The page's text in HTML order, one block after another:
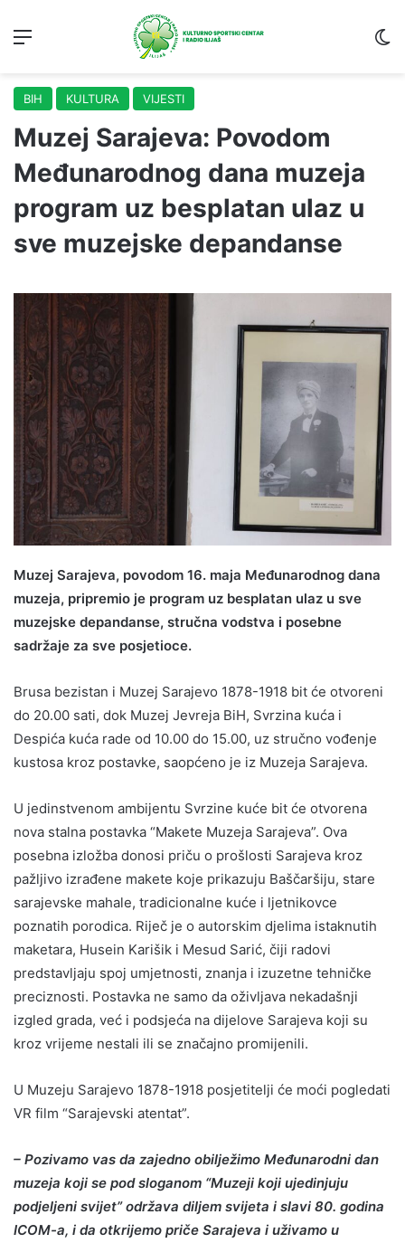
BIH KULTURA VIJESTI
Muzej Sarajeva: Povodom
Međunarodnog dana muzeja
program uz besplatan ulaz u
sve muzejske depandanse
Muzej Sarajeva, povodom 16. maja Međunarodnog dana
muzeja, pripremio je program uz besplatan ulaz u sve
muzejske depandanse, stručna vodstva i posebne
sadržaje za sve posjetioce.
Brusa bezistan i Muzej Sarajevo 1878-1918 bit će otvoreni
do 20.00 sati, dok Muzej Jevreja BiH, Svrzina kuća i
Despića kuća rade od 10.00 do 15.00, uz stručno vođenje
kustosa kroz postavke, saopćeno je iz Muzeja Sarajeva.
U jedinstvenom ambijentu Svrzine kuće bit će otvorena
nova stalna postavka “Makete Muzeja Sarajeva”. Ova
posebna izložba donosi priču o prošlosti Sarajeva kroz
pažljivo izrađene makete koje prikazuju Baščaršiju, stare
sarajevske mahale, tradicionalne kuće i ljetnikovce
poznatih porodica. Riječ je o autorskim djelima istaknutih
maketara, Husein Karišik i Mesud Sarić, čiji radovi
predstavljaju spoj umjetnosti, znanja i izuzetne tehničke
preciznosti. Postavka ne samo da oživljava nekadašnji
izgled grada, već i podsjeća na dijelove Sarajeva koji su
kroz vrijeme nestali ili se značajno promijenili.
U Muzeju Sarajevo 1878-1918 posjetitelji će moći pogledati
VR film “Sarajevski atentat”.
– Pozivamo vas da zajedno obilježimo Međunarodni dan
muzeja koji se pod sloganom “Muzeji koji ujedinjuju
podjeljeni svijet” održava diljem svijeta i slavi 80. godina
ICOM-a, i da otkrijemo priče Sarajeva i uživamo u